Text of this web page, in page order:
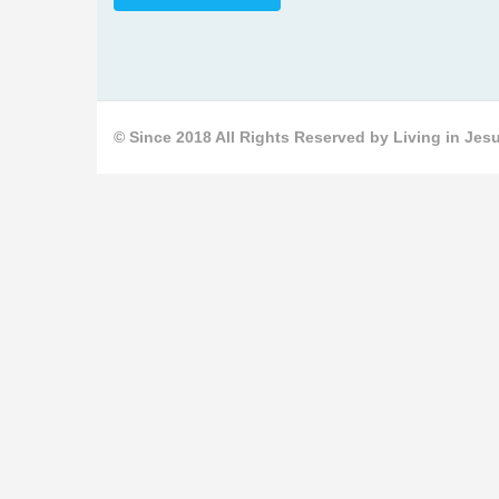
© Since 2018 All Rights Reserved by Living in